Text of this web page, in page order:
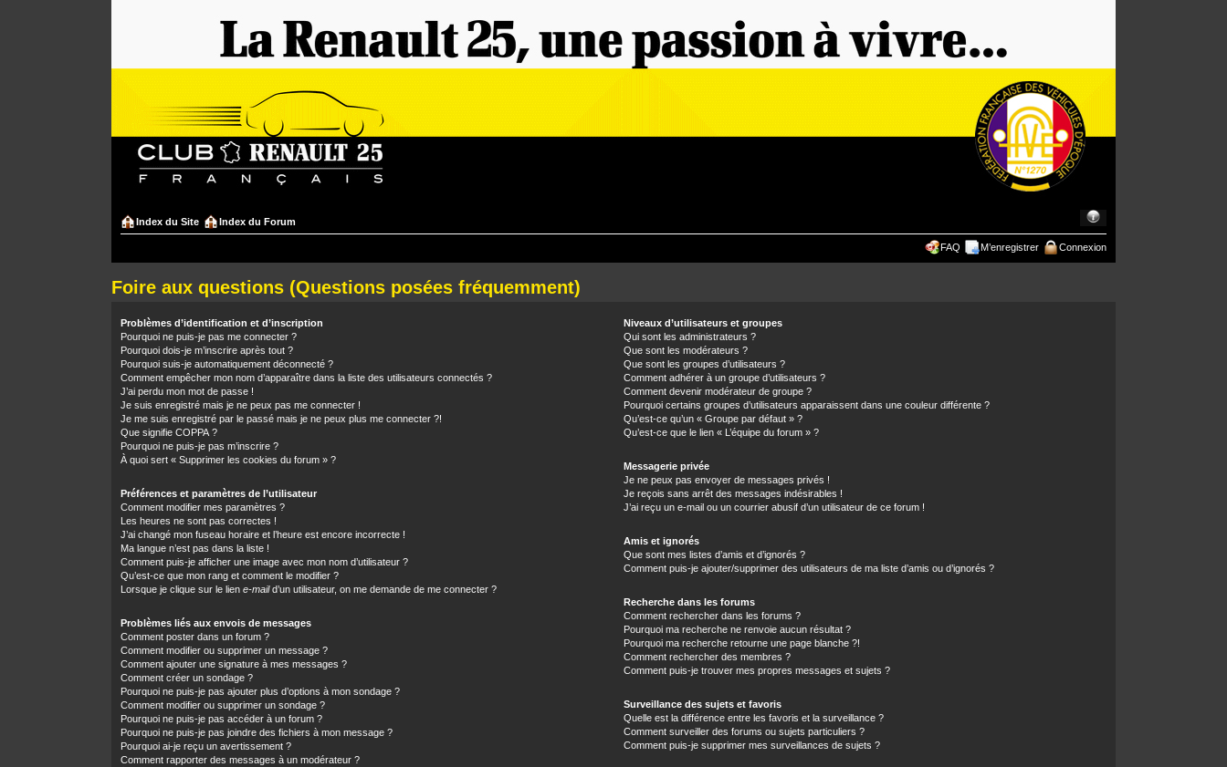
Index du Site Index du Forum
FAQ M’enregistrer Connexion
Foire aux questions (Questions posées fréquemment)
Problèmes d’identification et d’inscription
Pourquoi ne puis-je pas me connecter ?
Pourquoi dois-je m’inscrire après tout ?
Pourquoi suis-je automatiquement déconnecté ?
Comment empêcher mon nom d’apparaître dans la liste des utilisateurs connectés ?
J’ai perdu mon mot de passe !
Je suis enregistré mais je ne peux pas me connecter !
Je me suis enregistré par le passé mais je ne peux plus me connecter ?!
Que signifie COPPA ?
Pourquoi ne puis-je pas m’inscrire ?
À quoi sert « Supprimer les cookies du forum » ?
Préférences et paramètres de l’utilisateur
Comment modifier mes paramètres ?
Les heures ne sont pas correctes !
J’ai changé mon fuseau horaire et l’heure est encore incorrecte !
Ma langue n’est pas dans la liste !
Comment puis-je afficher une image avec mon nom d’utilisateur ?
Qu’est-ce que mon rang et comment le modifier ?
Lorsque je clique sur le lien e-maild’un utilisateur, on me demande de me connecter ?
Problèmes liés aux envois de messages
Comment poster dans un forum ?
Comment modifier ou supprimer un message ?
Comment ajouter une signature à mes messages ?
Comment créer un sondage ?
Pourquoi ne puis-je pas ajouter plus d’options à mon sondage ?
Comment modifier ou supprimer un sondage ?
Pourquoi ne puis-je pas accéder à un forum ?
Pourquoi ne puis-je pas joindre des fichiers à mon message ?
Pourquoi ai-je reçu un avertissement ?
Comment rapporter des messages à un modérateur ?
Niveaux d’utilisateurs et groupes
Qui sont les administrateurs ?
Que sont les modérateurs ?
Que sont les groupes d’utilisateurs ?
Comment adhérer à un groupe d’utilisateurs ?
Comment devenir modérateur de groupe ?
Pourquoi certains groupes d’utilisateurs apparaissent dans une couleur différente ?
Qu’est-ce qu’un « Groupe par défaut » ?
Qu’est-ce que le lien « L’équipe du forum » ?
Messagerie privée
Je ne peux pas envoyer de messages privés !
Je reçois sans arrêt des messages indésirables !
J’ai reçu un e-mail ou un courrier abusif d’un utilisateur de ce forum !
Amis et ignorés
Que sont mes listes d’amis et d’ignorés ?
Comment puis-je ajouter/supprimer des utilisateurs de ma liste d’amis ou d’ignorés ?
Recherche dans les forums
Comment rechercher dans les forums ?
Pourquoi ma recherche ne renvoie aucun résultat ?
Pourquoi ma recherche retourne une page blanche ?!
Comment rechercher des membres ?
Comment puis-je trouver mes propres messages et sujets ?
Surveillance des sujets et favoris
Quelle est la différence entre les favoris et la surveillance ?
Comment surveiller des forums ou sujets particuliers ?
Comment puis-je supprimer mes surveillances de sujets ?